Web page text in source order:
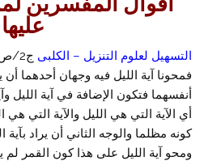
عليها
التسهيل لعلوم التنزيل – الكلبى ج2/ص168
فمحونا آية الليل فيه وجهان أحدهما أن
أنفسهما فتكون الإضافة في آية الليل
أي الآية التي هي الليل والآية التي هي
كونه مظلما والوجه الثاني أن يراد بآية
ومحو آية الليل على هذا كون القمر